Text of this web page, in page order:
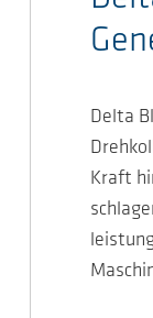
Delta
Kraft